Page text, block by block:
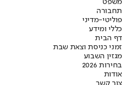
משפט
תחבורה
פוליטי-מדיני
כללי ומידע
דף הבית
זמני כניסת וצאת שבת
מגזין השבוע
בחירות 2026
אודות
צור קשר